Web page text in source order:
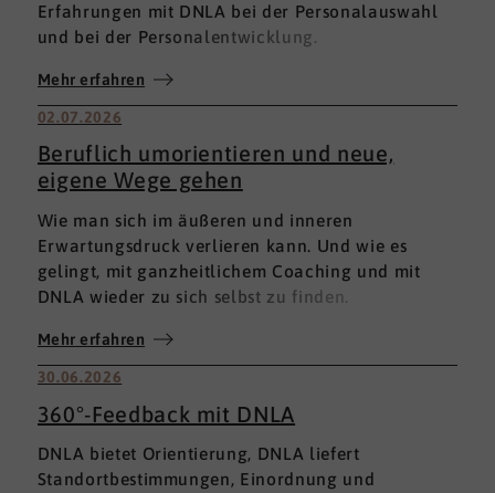
Erfahrungen mit DNLA bei der Personalauswahl
und bei der Personalentwicklung.
Mehr erfahren
02.07.2026
Beruflich umorientieren und neue,
eigene Wege gehen
Wie man sich im äußeren und inneren
Erwartungsdruck verlieren kann. Und wie es
gelingt, mit ganzheitlichem Coaching und mit
DNLA wieder zu sich selbst zu finden.
Mehr erfahren
30.06.2026
360°-Feedback mit DNLA
DNLA bietet Orientierung, DNLA liefert
Standortbestimmungen, Einordnung und